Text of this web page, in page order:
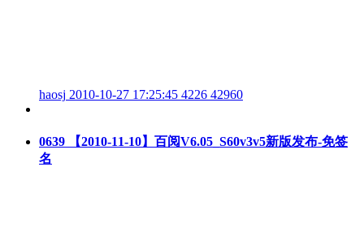
haosj 2010-10-27 17:25:45 4226 42960
0639 【2010-11-10】百阅V6.05_S60v3v5新版发布-免签
名